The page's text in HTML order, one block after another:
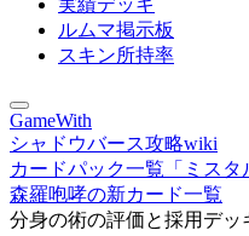
実績デッキ
ルムマ掲示板
スキン所持率
GameWith
シャドウバース攻略wiki
カードパック一覧「ミスタ
森羅咆哮の新カード一覧
分身の術の評価と採用デッ